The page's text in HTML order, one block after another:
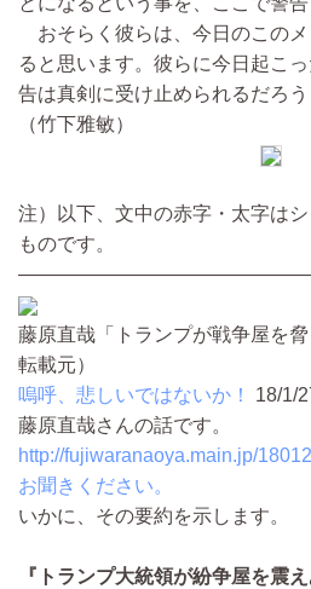
おそらく彼らは、今日のこの
ると思います。彼らに今日起こ
告は真剣に受け止められるだろう
（竹下雅敏）
注）以下、文中の赤字・太字は
ものです。
藤原直哉「トランプが戦争屋を脅
転載元）
嗚呼、悲しいではないか！
18/1/
藤原直哉さんの話です。
http://fujiwaranaoya.main.jp/
お聞きください。
いかに、その要約を示します。
『トランプ大統領が紛争屋を震